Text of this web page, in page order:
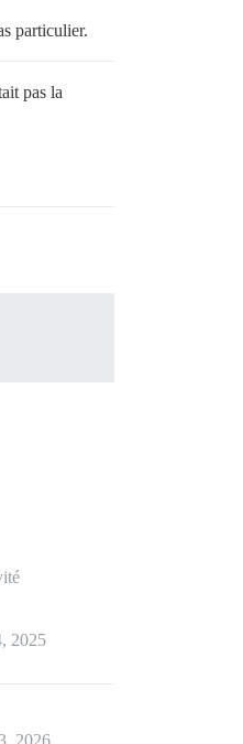
particulier.
pas la
2025
2026